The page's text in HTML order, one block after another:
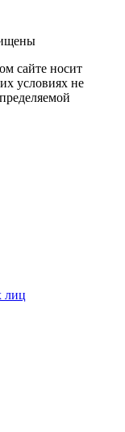
сайте носит
условиях не
лиц